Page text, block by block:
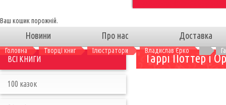
Ваш кошик порожній.
Новини Про нас Доставка
Головна Творці книг Ілюстратори Владислав Єрко
Гаррі Поттер і
ВСІ КНИГИ
100 казок